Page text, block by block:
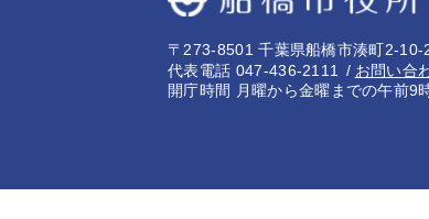
〒273-8501 千葉県船橋市湊町2-10-
代表電話 047-436-2111
お問い合
開庁時間 月曜から金曜までの午前9